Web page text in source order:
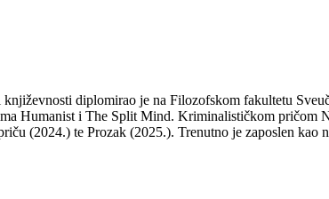
diplomirao je na Filozofskom fakultetu
Humanist i The Split Mind. Kriminalističkom pričom
(2024.) te Prozak (2025.). Trenutno je zaposlen kao